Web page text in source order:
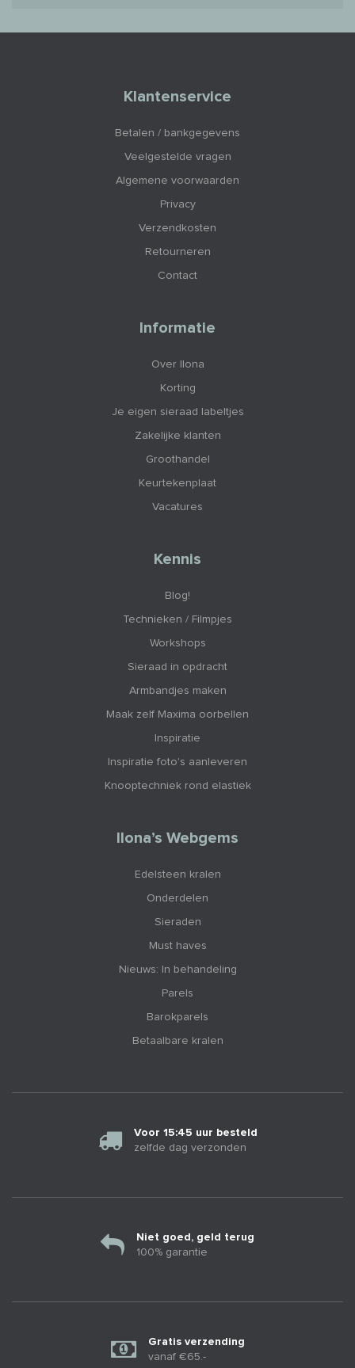
Klantenservice
Betalen / bankgegevens
Veelgestelde vragen
Algemene voorwaarden
Privacy
Verzendkosten
Retourneren
Contact
Informatie
Over Ilona
Korting
Je eigen sieraad labeltjes
Zakelijke klanten
Groothandel
Keurtekenplaat
Vacatures
Kennis
Blog!
Technieken / Filmpjes
Workshops
Sieraad in opdracht
Armbandjes maken
Maak zelf Maxima oorbellen
Inspiratie
Inspiratie foto's aanleveren
Knooptechniek rond elastiek
Ilona’s Webgems
Edelsteen kralen
Onderdelen
Sieraden
Must haves
Nieuws: In behandeling
Parels
Barokparels
Betaalbare kralen
Voor 15:45 uur besteld
zelfde dag verzonden
Niet goed, geld terug
100% garantie
Gratis verzending
vanaf €65.-